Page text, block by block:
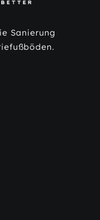
Sanierung